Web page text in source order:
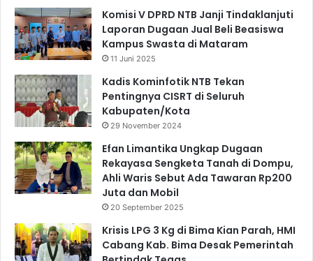
Komisi V DPRD NTB Janji Tindaklanjuti
Laporan Dugaan Jual Beli Beasiswa
Kampus Swasta di Mataram
11 Juni 2025
Kadis Kominfotik NTB Tekan
Pentingnya CISRT di Seluruh
Kabupaten/Kota
29 November 2024
Efan Limantika Ungkap Dugaan
Rekayasa Sengketa Tanah di Dompu,
Ahli Waris Sebut Ada Tawaran Rp200
Juta dan Mobil
20 September 2025
Krisis LPG 3 Kg di Bima Kian Parah, HMI
Cabang Kab. Bima Desak Pemerintah